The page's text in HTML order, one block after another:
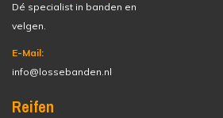
Dé specialist in banden en
velgen.
E-Mail:
info@lossebanden.nl
Reifen